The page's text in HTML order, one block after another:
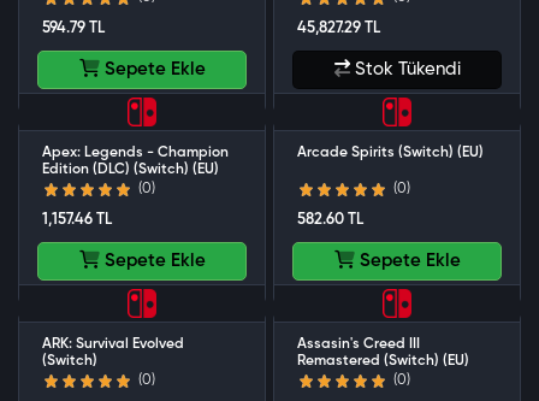
594.79 TL
Sepete Ekle
45,827.29 TL
Stok Tükendi
Apex: Legends - Champion
Edition (DLC) (Switch) (EU)
(0)
1,157.46 TL
Sepete Ekle
Arcade Spirits (Switch) (EU)
(0)
582.60 TL
Sepete Ekle
ARK: Survival Evolved
(Switch)
(0)
Assasin's Creed III
Remastered (Switch) (EU)
(0)